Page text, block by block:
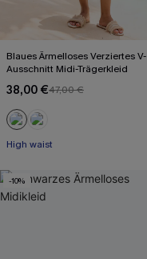
Blaues Ärmelloses Verziertes V-
Ausschnitt Midi-Trägerkleid
38,00 €47,00 €
High waist
-10%